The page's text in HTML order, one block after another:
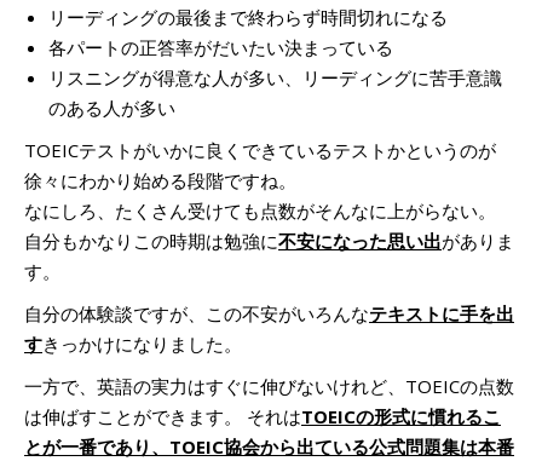
リーディングの最後まで終わらず時間切れになる
各パートの正答率がだいたい決まっている
リスニングが得意な人が多い、リーディングに苦手意識
のある人が多い
TOEICテストがいかに良くできているテストかというのが
徐々にわかり始める段階ですね。
なにしろ、たくさん受けても点数がそんなに上がらない。
自分もかなりこの時期は勉強に不安になった思い出がありま
す。
自分の体験談ですが、この不安がいろんなテキストに手を出
すきっかけになりました。
一方で、英語の実力はすぐに伸びないけれど、TOEICの点数
は伸ばすことができます。 それはTOEICの形式に慣れるこ
とが一番であり、TOEIC協会から出ている公式問題集は本番